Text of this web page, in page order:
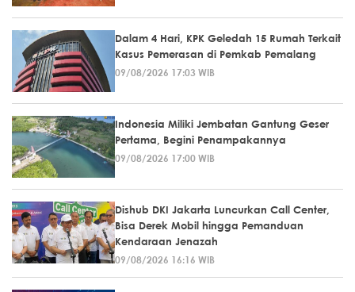
Dalam 4 Hari, KPK Geledah 15 Rumah Terkait
Kasus Pemerasan di Pemkab Pemalang
09/08/2026 17:03 WIB
Indonesia Miliki Jembatan Gantung Geser
Pertama, Begini Penampakannya
09/08/2026 17:00 WIB
Dishub DKI Jakarta Luncurkan Call Center,
Bisa Derek Mobil hingga Pemanduan
Kendaraan Jenazah
09/08/2026 16:16 WIB